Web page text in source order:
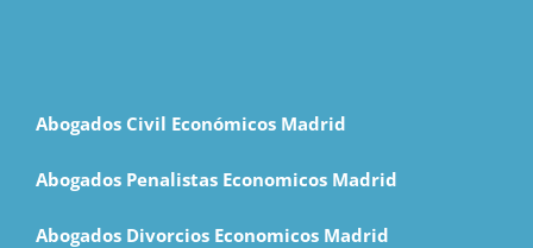
Abogados Civil Económicos Madrid
Abogados Penalistas Economicos Madrid
Abogados Divorcios Economicos Madrid